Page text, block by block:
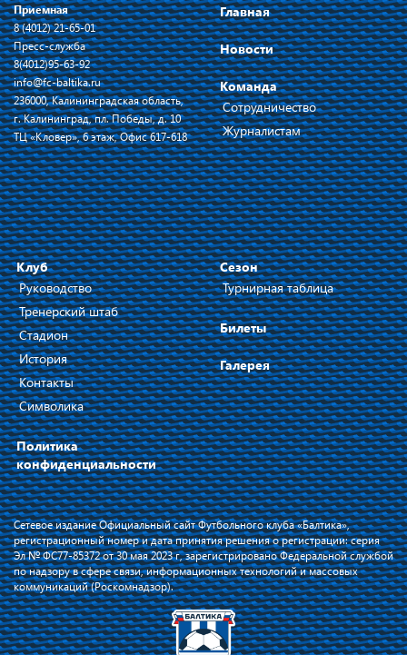
Приемная
8 (4012) 21-65-01
Пресс-служба
8(4012)95-63-92
info@fc-baltika.ru
236000, Калининградская область,
г. Калининград, пл. Победы, д. 10
ТЦ «Кловер», 6 этаж, Офис 617-618
Главная
Новости
Команда
Сотрудничество
Журналистам
Клуб
Руководство
Тренерский штаб
Стадион
История
Контакты
Символика
Политика
конфиденциальности
Сезон
Турнирная таблица
Билеты
Галерея
Сетевое издание Официальный сайт Футбольного клуба «Балтика»,
регистрационный номер и дата принятия решения о регистрации: серия
Эл № ФС77-85372 от 30 мая 2023 г, зарегистрировано Федеральной службой
по надзору в сфере связи, информационных технологий и массовых
коммуникаций (Роскомнадзор).